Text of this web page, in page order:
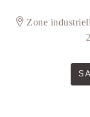
Zone